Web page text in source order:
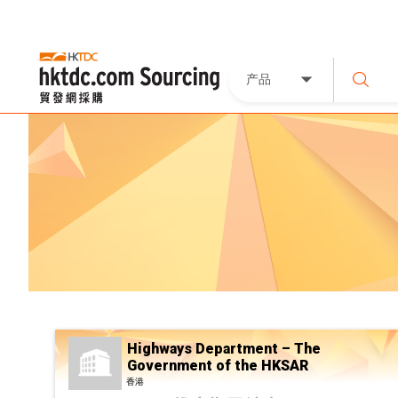
产品
Highways Department – The
Government of the HKSAR
香港